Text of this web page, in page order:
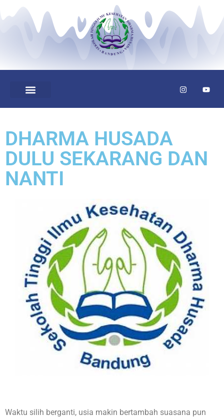
DHARMA HUSADA
DULU SEKARANG DAN
NANTI
Waktu silih berganti, usia makin bertambah suasana pun